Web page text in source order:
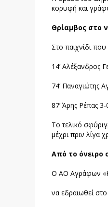
κορυφή και
Θρίαμβος στο
Στο παιχνίδι
14’ Αλέξανδρος
74’ Παναγιώτης
87’ Άρης Ρέπας 3-
Το τελικό
μέχρι πριν λίγα
Από το όνειρο
Ο ΑΟ Αγράφων
να εδραιωθεί